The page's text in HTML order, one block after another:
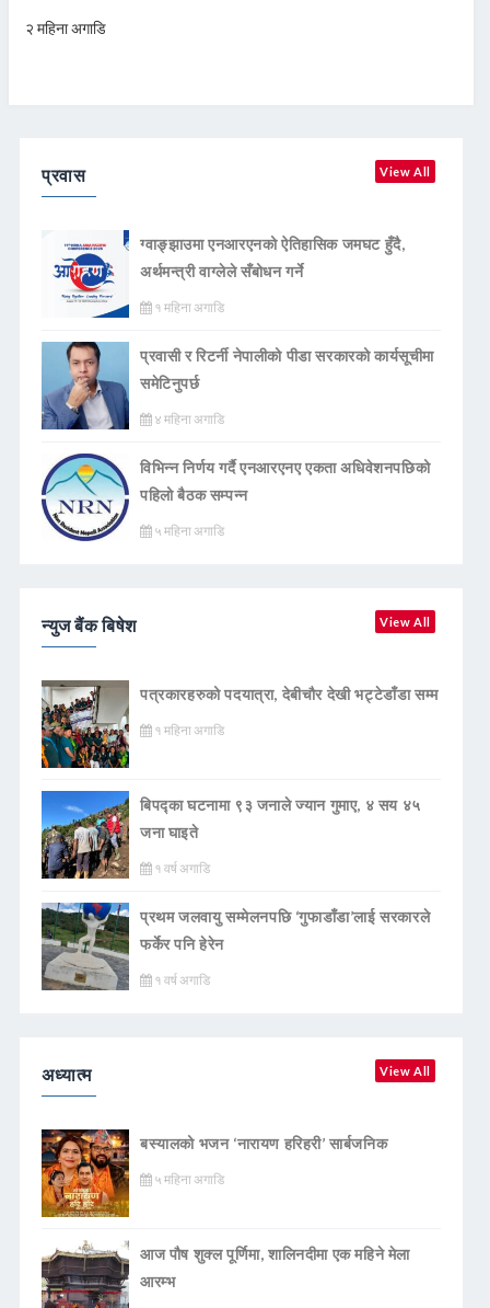
२ महिना अगाडि
प्रवास View All
ग्वाङ्झाउमा एनआरएनको ऐतिहासिक जमघट हुँदै,
अर्थमन्त्री वाग्लेले सँबोधन गर्ने
१ महिना अगाडि
प्रवासी र रिटर्नी नेपालीको पीडा सरकारको कार्यसूचीमा
समेटिनुपर्छ
४ महिना अगाडि
विभिन्न निर्णय गर्दै एनआरएनए एकता अधिवेशनपछिको
पहिलो बैठक सम्पन्न
५ महिना अगाडि
न्युज बैंक बिषेश View All
पत्रकारहरुको पदयात्रा, देबीचौर देखी भट्टेडाँडा सम्म
१ महिना अगाडि
बिपद्का घटनामा ९३ जनाले ज्यान गुमाए, ४ सय ४५
जना घाइते
१ वर्ष अगाडि
प्रथम जलवायु सम्मेलनपछि ‘गुफाडाँडा’लाई सरकारले
फर्केर पनि हेरेन
१ वर्ष अगाडि
अध्यात्म View All
बस्यालको भजन ‘नारायण हरिहरी’ सार्बजनिक
५ महिना अगाडि
आज पौष शुक्ल पूर्णिमा, शालिनदीमा एक महिने मेला
आरम्भ